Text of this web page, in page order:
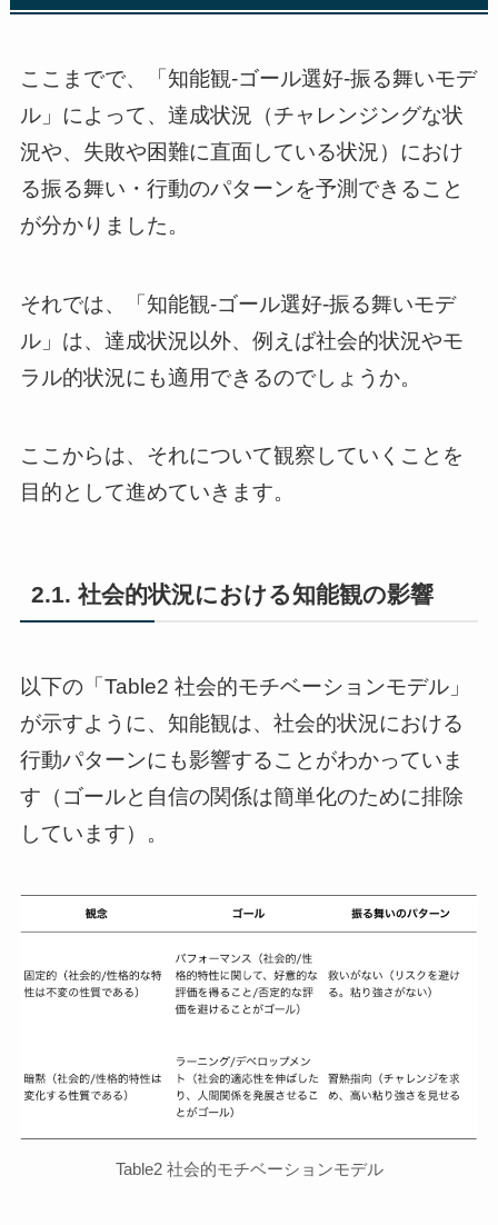
ここまでで、「知能観-ゴール選好-振る舞いモデ
ル」によって、達成状況（チャレンジングな状
況や、失敗や困難に直面している状況）におけ
る振る舞い・行動のパターンを予測できること
が分かりました。
それでは、「知能観-ゴール選好-振る舞いモデ
ル」は、達成状況以外、例えば社会的状況やモ
ラル的状況にも適用できるのでしょうか。
ここからは、それについて観察していくことを
目的として進めていきます。
2.1. 社会的状況における知能観の影響
以下の「Table2 社会的モチベーションモデル」
が示すように、知能観は、社会的状況における
行動パターンにも影響することがわかっていま
す（ゴールと自信の関係は簡単化のために排除
しています）。
Table2 社会的モチベーションモデル